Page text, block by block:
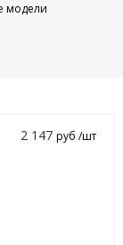
модели
2 147руб /шт